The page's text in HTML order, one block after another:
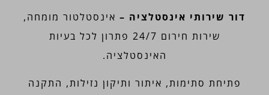
דור שירותי אינסטלציה – אינסטלטור מומחה,
שירות חירום 24/7 פתרון לכל בעיות
האינסטלציה.
פתיחת סתימות, איתור ותיקון נזילות, התקנה